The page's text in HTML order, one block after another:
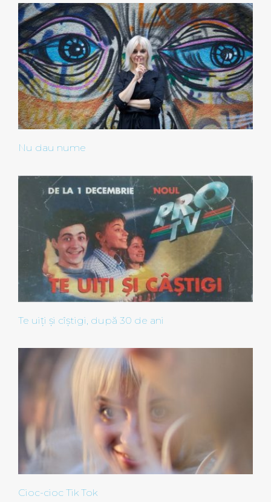
Nu dau nume
Te uiți și cîștigi, după 30 de ani
Cioc-cioc Tik Tok